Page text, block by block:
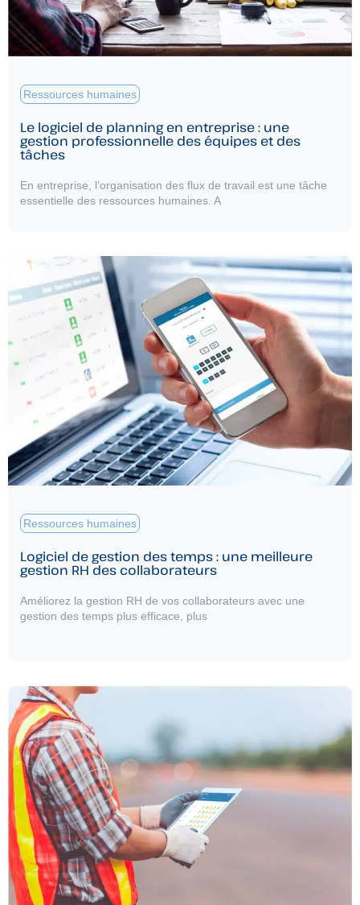
Ressources humaines
Le logiciel de planning en entreprise : une
gestion professionnelle des équipes et des
tâches
En entreprise, l’organisation des flux de travail est une tâche
essentielle des ressources humaines. A
Ressources humaines
Logiciel de gestion des temps : une meilleure
gestion RH des collaborateurs
Améliorez la gestion RH de vos collaborateurs avec une
gestion des temps plus efficace, plus